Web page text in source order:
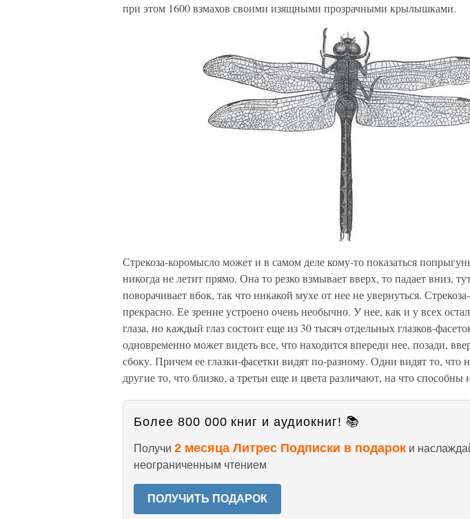
при этом 1600 взмахов своими изящными прозрачными крылышками.
Стрекоза-коромысло может и в самом деле кому-то показаться
никогда не летит прямо. Она то резко взмывает вверх, то падает вниз,
поворачивает вбок, так что никакой мухе от нее не увернуться.
прекрасно. Ее зрение устроено очень необычно. У нее, как и у всех
глаза, но каждый глаз состоит еще из 30 тысяч отдельных глазков-
одновременно может видеть все, что находится впереди нее, позади,
сбоку. Причем ее глазки-фасетки видят по-разному. Одни видят то, что
другие то, что близко, а третьи еще и цвета различают, на что способны
Более 800 000 книг и аудиокниг! 📚
Получи 2 месяца Литрес Подписки в подарок и
неограниченным чтением
ПОЛУЧИТЬ ПОДАРОК